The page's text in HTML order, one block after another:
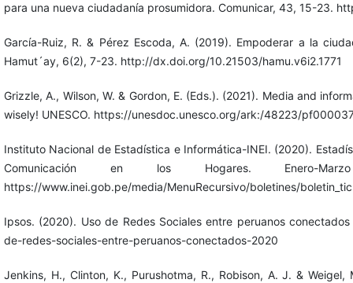
para una nueva ciudadanía prosumidora. Comunicar, 43, 15-23.
García-Ruiz, R. & Pérez Escoda, A. (2019). Empoderar a la
Hamut´ay, 6(2), 7-23. http://dx.doi.org/10.21503/hamu.v6i2.1771
Grizzle, A., Wilson, W. & Gordon, E. (Eds.). (2021). Media and
wisely! UNESCO. https://unesdoc.unesco.org/ark:/48223/
Instituto Nacional de Estadística e Informática-INEI. (2020).
Comunicación en los Hogares. Enero-
https://www.inei.gob.pe/media/MenuRecursivo/boletines/
Ipsos. (2020). Uso de Redes Sociales entre peruanos
de-redes-sociales-entre-peruanos-conectados-2020
Jenkins, H., Clinton, K., Purushotma, R., Robison, A. J. &